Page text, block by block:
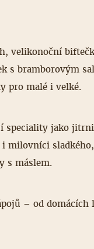
velikonoční
s bramborovým
pro malé i velké.
speciality jako
milovníci
s máslem.
– od domácích